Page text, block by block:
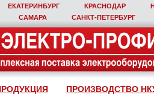
ЕКАТЕРИНБУРГ КРАСНОДАР
САМАРА
САНКТ‑ПЕТЕРБУРГ
ПРОИЗВОДСТВО